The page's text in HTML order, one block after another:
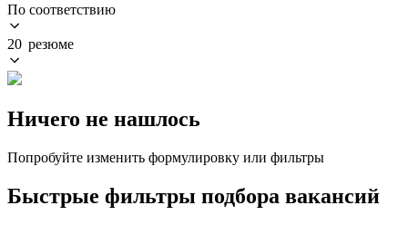
По соответствию
20 резюме
Ничего не нашлось
Попробуйте изменить формулировку или фильтры
Быстрые фильтры подбора вакансий